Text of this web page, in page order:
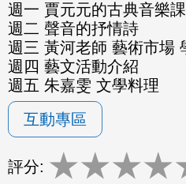
週一 賈元元的古典音樂課
週二 聲音的抒情詩
週三 黃河老師 藝術市場
週四 藝文活動介紹
週五 朱嘉雯 文學料理
互動專區
評分: ★★★★